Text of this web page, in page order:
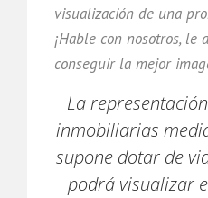
visualización de una
¡Hable con nosotros, le
conseguir la mejor
La
inmobiliarias
supone dotar de
podrá visualizar